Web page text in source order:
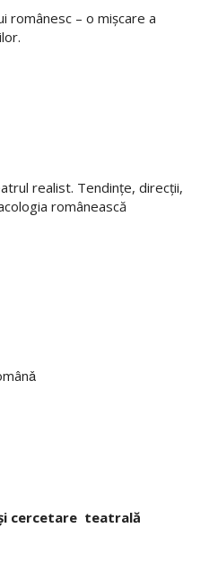
românesc – o mişcare a
realist. Tendinţe, direcţii,
românească
cercetare teatrală